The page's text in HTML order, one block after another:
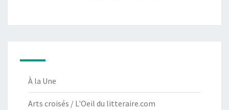
À la Une
Arts croisés / L'Oeil du litteraire.com